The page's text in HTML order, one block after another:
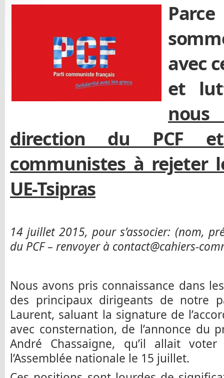
avec
et
direction du PCF
communistes à rejeter
UE-Tsipras
14 juillet 2015, pour s’associer: (nom,
du PCF – renvoyer à contact@cahiers-
Nous avons pris connaissance dans
des principaux dirigeants de notre
Laurent, saluant la signature de
avec consternation, de l’annonce du
André Chassaigne, qu’il allait
l’Assemblée nationale le 15 juillet.